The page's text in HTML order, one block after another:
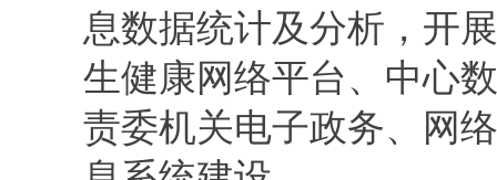
息数据统计及分析，开
生健康网络平台、中心
责委机关电子政务、网